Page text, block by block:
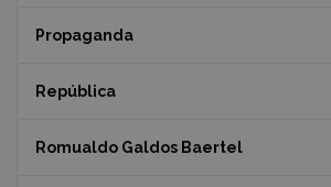
Propaganda
República
Romualdo Galdos Baertel